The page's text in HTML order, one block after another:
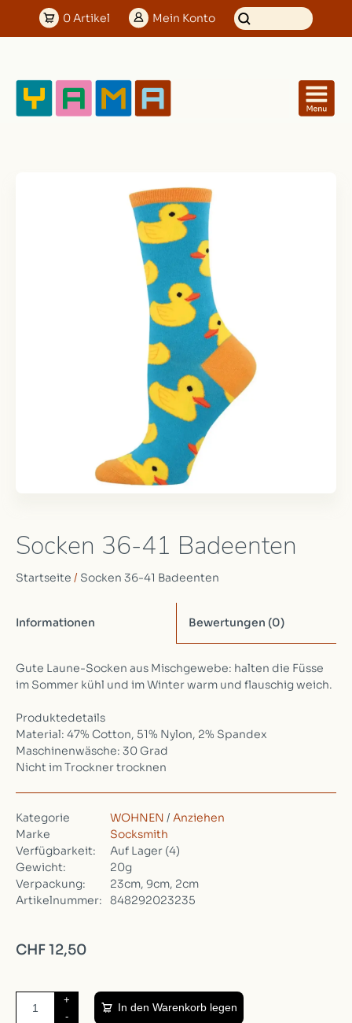
0Artikel Mein Konto
Socken 36-41 Badeenten
Startseite / Socken 36-41 Badeenten
Informationen Bewertungen (0)
Gute Laune-Socken aus Mischgewebe: halten die Füsse
im Sommer kühl und im Winter warm und flauschig weich.
Produktedetails
Material: 47% Cotton, 51% Nylon, 2% Spandex
Maschinenwäsche: 30 Grad
Nicht im Trockner trocknen
Kategorie WOHNEN / Anziehen
Marke
Socksmith
Verfügbarkeit:
Auf Lager (4)
Gewicht:
20g
Verpackung:
23cm, 9cm, 2cm
Artikelnummer:
848292023235
CHF 12,50
+
-
In den Warenkorb legen